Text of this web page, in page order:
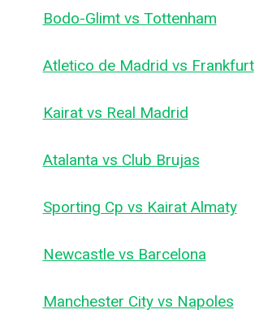
Bodo-Glimt vs Tottenham
Atletico de Madrid vs Frankfurt
Kairat vs Real Madrid
Atalanta vs Club Brujas
Sporting Cp vs Kairat Almaty
Newcastle vs Barcelona
Manchester City vs Napoles